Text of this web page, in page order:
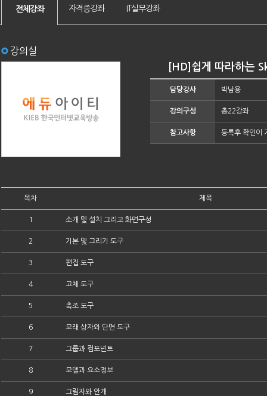
전체강좌 자격증강좌 IT실무강좌
강의실
[HD]쉽게 따라하는
담당강사 박남용
강의구성 총22강좌
참고사항 등록후 확인이
목차 제목
1 소개 및 설치 그리고 화면구성
2 기본 및 그리기 도구
3 편집 도구
4 고체 도구
5 축조 도구
6 모래 상자와 단면 도구
7 그룹과 컴포넌트
8 모델과 요소정보
9 그림자와 안개